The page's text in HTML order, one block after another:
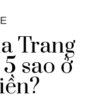
Trang
sao ở